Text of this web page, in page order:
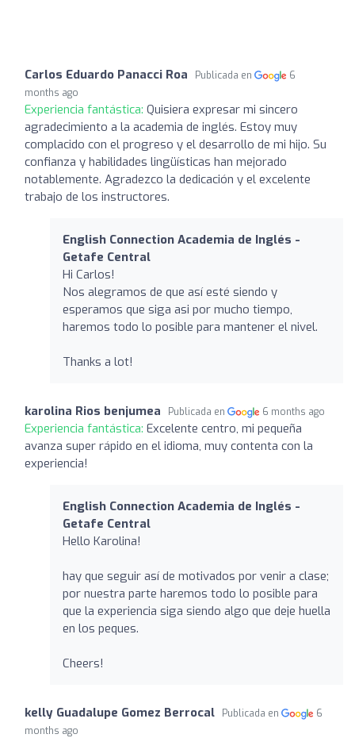
Carlos Eduardo Panacci Roa Publicada en
6
months ago
Experiencia fantástica: Quisiera expresar mi sincero
agradecimiento a la academia de inglés. Estoy muy
complacido con el progreso y el desarrollo de mi hijo. Su
confianza y habilidades lingüísticas han mejorado
notablemente. Agradezco la dedicación y el excelente
trabajo de los instructores.
English Connection Academia de Inglés -
Getafe Central
Hi Carlos!
Nos alegramos de que así esté siendo y
esperamos que siga asi por mucho tiempo,
haremos todo lo posible para mantener el nivel.
Thanks a lot!
karolina Rios benjumea Publicada en 6 months ago
Experiencia fantástica: Excelente centro, mi pequeña
avanza super rápido en el idioma, muy contenta con la
experiencia!
English Connection Academia de Inglés -
Getafe Central
Hello Karolina!
hay que seguir así de motivados por venir a clase;
por nuestra parte haremos todo lo posible para
que la experiencia siga siendo algo que deje huella
en los peques.
Cheers!
kelly Guadalupe Gomez Berrocal Publicada en
6
months ago